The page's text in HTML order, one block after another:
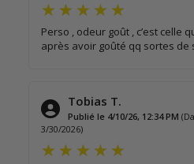
Perso , odeur goût , c’est celle
après avoir goûté qq sortes de
Tobias T.
Publié le 4/10/26, 12:34 PM
3/30/2026)